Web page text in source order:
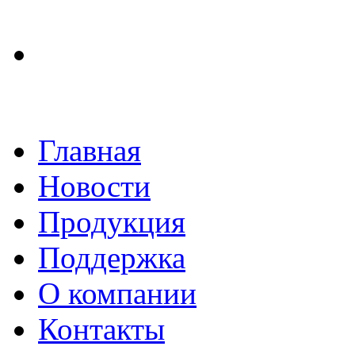
Главная
Новости
Продукция
Поддержка
О компании
Контакты